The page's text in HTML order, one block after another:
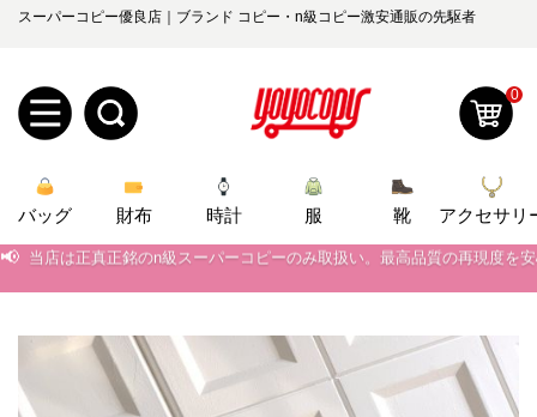
スーパーコピー優良店｜ブランド コピー・n級コピー激安通販の先駆者
規
ユ
ザ
ロ
グ
ン
オ
0
バッグ 財布 時計 服 靴 アクセサリ
📢 当店は正真正銘のn級スーパーコピーのみ取扱い。最高品質の再現度を
当店は正真正銘のn級スーパーコピーのみ取扱い。最高品質の再現度を